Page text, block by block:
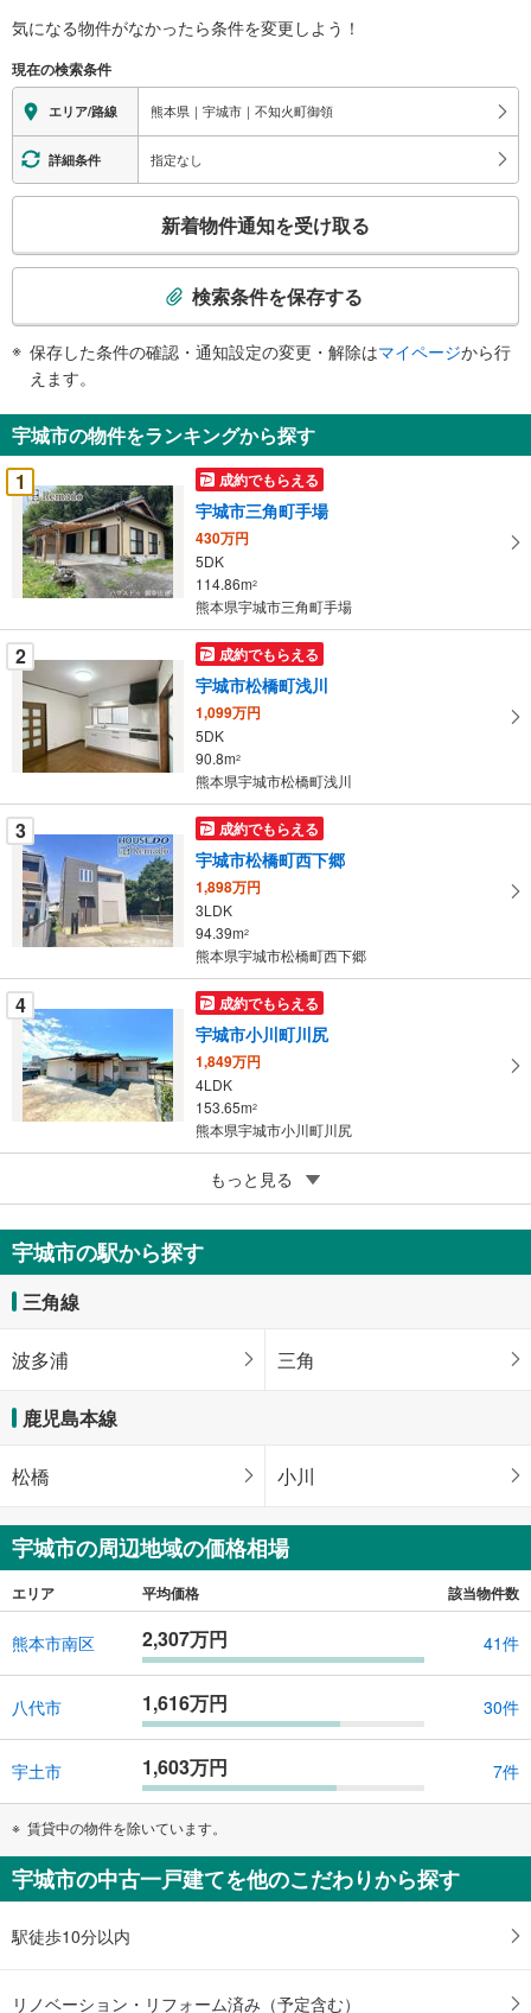
気になる物件がなかったら条件を変更しよう！
現在の検索条件
エリア/路線 熊本県｜宇城市｜不知火町御領
詳細条件 指定なし
検
知
を
受
け
取
る
・
条
件
を
マ
イ
ペ
ー
に
保
存
す
る
新着物件通知を受け取る
検索条件を保存する
保存した条件の確認・通知設定の変更・解除はマイページから行
えます。
宇城市の物件をランキングから探す
1
成約でもらえる
宇城市三角町手場
430万円
5DK
114.86m2
熊本県宇城市三角町手場
2 成約でもらえる
宇城市松橋町浅川
1,099万円
5DK
90.8m2
熊本県宇城市松橋町浅川
3 成約でもらえる
宇城市松橋町西下郷
1,898万円
3LDK
94.39m2
熊本県宇城市松橋町西下郷
4 成約でもらえる
宇城市小川町川尻
1,849万円
4LDK
153.65m2
熊本県宇城市小川町川尻
成約でもらえる
宇城市不知火町亀松
1,399万円
3LDK
101.87m （登記）
もっと見る
宇城市の駅から探す
三角線
波多浦 三角
鹿児島本線
松橋 小川
宇城市の周辺地域の価格相場
エリア 平均価格 該当物件数
熊本市南区 2,307万円 41件
八代市 1,616万円 30件
宇土市 1,603万円 7件
賃貸中の物件を除いています。
宇城市の中古一戸建てを他のこだわりから探す
駅徒歩10分以内
リノベーション・リフォーム済み（予定含む）